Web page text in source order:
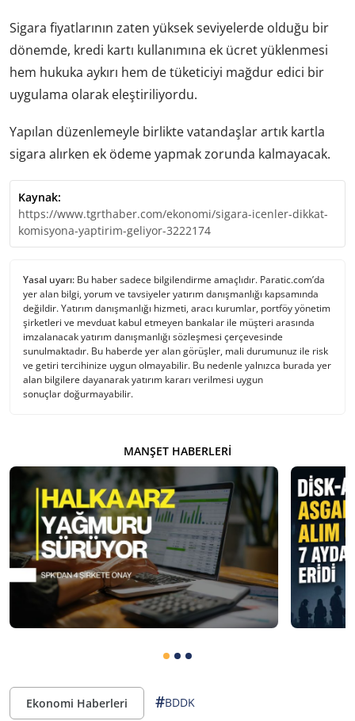
Sigara fiyatlarının zaten yüksek seviyelerde olduğu bir
dönemde, kredi kartı kullanımına ek ücret yüklenmesi
hem hukuka aykırı hem de tüketiciyi mağdur edici bir
uygulama olarak eleştiriliyordu.
Yapılan düzenlemeyle birlikte vatandaşlar artık kartla
sigara alırken ek ödeme yapmak zorunda kalmayacak.
Kaynak:
https://www.tgrthaber.com/ekonomi/sigara-icenler-dikkat-
komisyona-yaptirim-geliyor-3222174
Yasal uyarı: Bu haber sadece bilgilendirme amaçlıdır. Paratic.com’da
yer alan bilgi, yorum ve tavsiyeler yatırım danışmanlığı kapsamında
değildir. Yatırım danışmanlığı hizmeti, aracı kurumlar, portföy yönetim
şirketleri ve mevduat kabul etmeyen bankalar ile müşteri arasında
imzalanacak yatırım danışmanlığı sözleşmesi çerçevesinde
sunulmaktadır. Bu haberde yer alan görüşler, mali durumunuz ile risk
ve getiri tercihinize uygun olmayabilir. Bu nedenle yalnızca burada yer
alan bilgilere dayanarak yatırım kararı verilmesi uygun
sonuçlar doğurmayabilir.
MANŞET HABERLERI
Ekonomi Haberleri #BDDK